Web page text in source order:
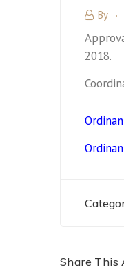
By
2018.
Share This